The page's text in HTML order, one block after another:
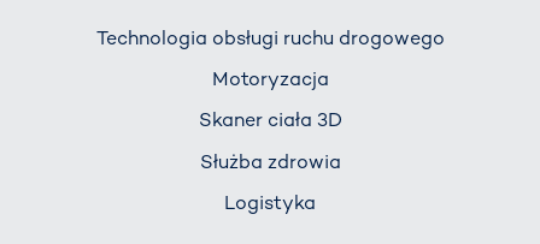
Technologia obsługi ruchu drogowego
Motoryzacja
Skaner ciała 3D
Służba zdrowia
Logistyka